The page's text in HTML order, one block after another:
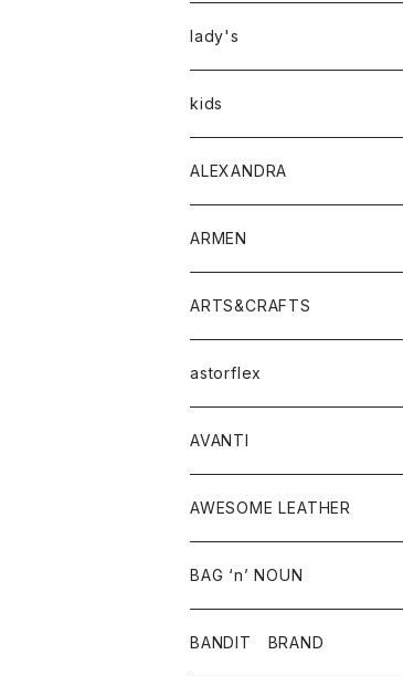
アウター
トップス
Tシャツ
シャツ
ボトムス
lady's
アウター
トップス
Tシャツ・カットソー
シャツ・ブラウス
ボトムス
パンツ
スカート
ワンピース・オールインワン
バッグ
シューズ
アクセサリー
その他雑貨
kids
ALEXANDRA
ARMEN
アウター
コート
ジャケット
トップス
ベスト
シャツ
ワンピース
ボトム
スカート
パンツ
グッズ
靴
ARTS&CRAFTS
アクセサリー
ウォレット
バッグ
astorflex
グッズ
靴
AVANTI
シャツ
AWESOME LEATHER
アウター
革ジャケット
BAG ‘n’ NOUN
アクセサリー
BANDIT BRAND